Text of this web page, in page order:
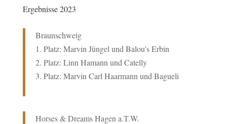
Ergebnisse 2023
Braunschweig
1. Platz: Marvin Jüngel und Balou’s Erbin
2. Platz: Linn Hamann und Catelly
3. Platz: Marvin Carl Haarmann und Bagueli
Horses & Dreams Hagen a.T.W.